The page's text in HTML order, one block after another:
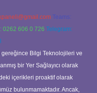
Teams:
0262 606 0 726 Telegram:
gereğince Bilgi Teknolojileri ve
bir Yer Sağlayıcı olarak
içerikleri proaktif olarak
bulunmamaktadır. Ancak,